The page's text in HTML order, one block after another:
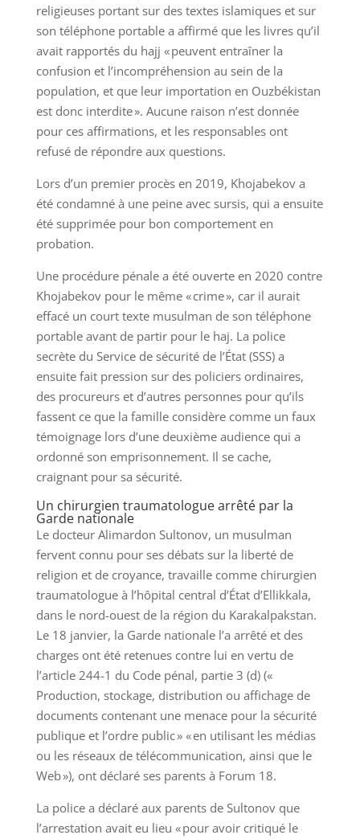
religieuses portant sur des textes islamiques et sur
son téléphone portable a affirmé que les livres qu’il
avait rapportés du hajj « peuvent entraîner la
confusion et l’incompréhension au sein de la
population, et que leur importation en Ouzbékistan
est donc interdite ». Aucune raison n’est donnée
pour ces affirmations, et les responsables ont
refusé de répondre aux questions.
Lors d’un premier procès en 2019, Khojabekov a
été condamné à une peine avec sursis, qui a ensuite
été supprimée pour bon comportement en
probation.
Une procédure pénale a été ouverte en 2020 contre
Khojabekov pour le même « crime », car il aurait
effacé un court texte musulman de son téléphone
portable avant de partir pour le haj. La police
secrète du Service de sécurité de l’État (SSS) a
ensuite fait pression sur des policiers ordinaires,
des procureurs et d’autres personnes pour qu’ils
fassent ce que la famille considère comme un faux
témoignage lors d’une deuxième audience qui a
ordonné son emprisonnement. Il se cache,
craignant pour sa sécurité.
Un chirurgien traumatologue arrêté par la
Garde nationale
Le docteur Alimardon Sultonov, un musulman
fervent connu pour ses débats sur la liberté de
religion et de croyance, travaille comme chirurgien
traumatologue à l’hôpital central d’État d’Ellikkala,
dans le nord-ouest de la région du Karakalpakstan.
Le 18 janvier, la Garde nationale l’a arrêté et des
charges ont été retenues contre lui en vertu de
l’article 244-1 du Code pénal, partie 3 (d) («
Production, stockage, distribution ou affichage de
documents contenant une menace pour la sécurité
publique et l’ordre public » « en utilisant les médias
ou les réseaux de télécommunication, ainsi que le
Web »), ont déclaré ses parents à Forum 18.
La police a déclaré aux parents de Sultonov que
l’arrestation avait eu lieu « pour avoir critiqué le